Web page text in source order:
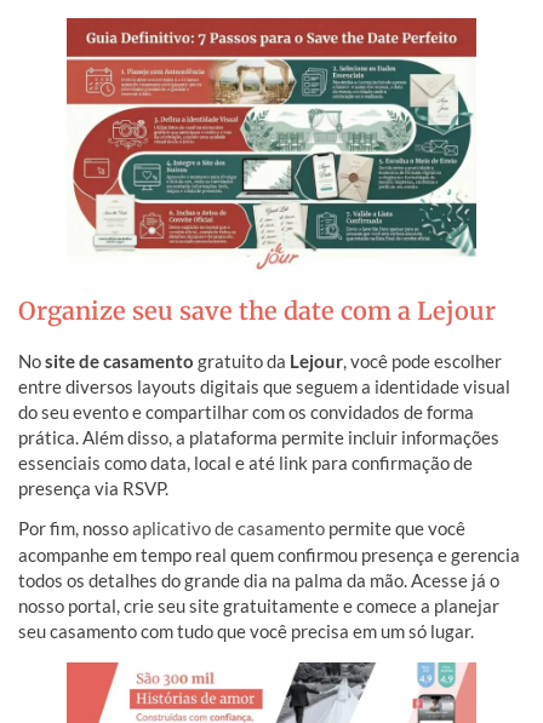
Organize seu save the date com a Lejour
Nosite de casamento gratuito da Lejour, você pode escolher
entre diversos layouts digitais que seguem a identidade visual
do seu evento e compartilhar com os convidados de forma
prática. Além disso, a plataforma permite incluir informações
essenciais como data, local e até link para confirmação de
presença via RSVP.
Por fim, nossoaplicativo de casamento permite que você
acompanhe em tempo real quem confirmou presença e gerencia
todos os detalhes do grande dia na palma da mão. Acesse já o
nosso portal, crie seu site gratuitamente e comece a planejar
seu casamento com tudo que você precisa em um só lugar.